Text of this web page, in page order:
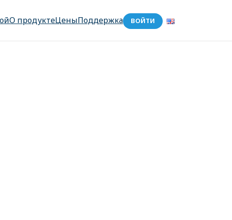
О продуктеЦеныПоддержка ВОЙТИ